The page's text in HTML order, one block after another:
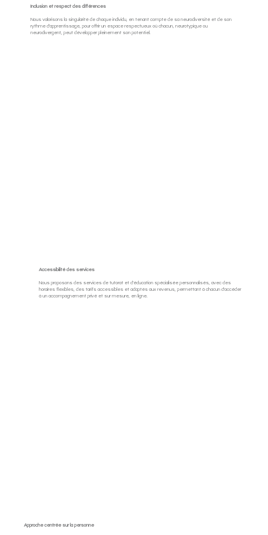
Inclusion et respect des différences
Nous valorisons la singularité de chaque individu, en tenant compte de sa neurodiversité et de son
rythme d'apprentissage, pour offrir un espace respectueux où chacun, neurotypique ou
neurodivergent, peut développer pleinement son potentiel.
Accessibilité des services
Nous proposons des services de tutorat et d'éducation spécialisée personnalisés, avec des
horaires flexibles, des tarifs accessibles et adaptés aux revenus, permettant à chacun d'accéder
à un accompagnement privé et sur mesure, en ligne.
Approche centrée sur la personne